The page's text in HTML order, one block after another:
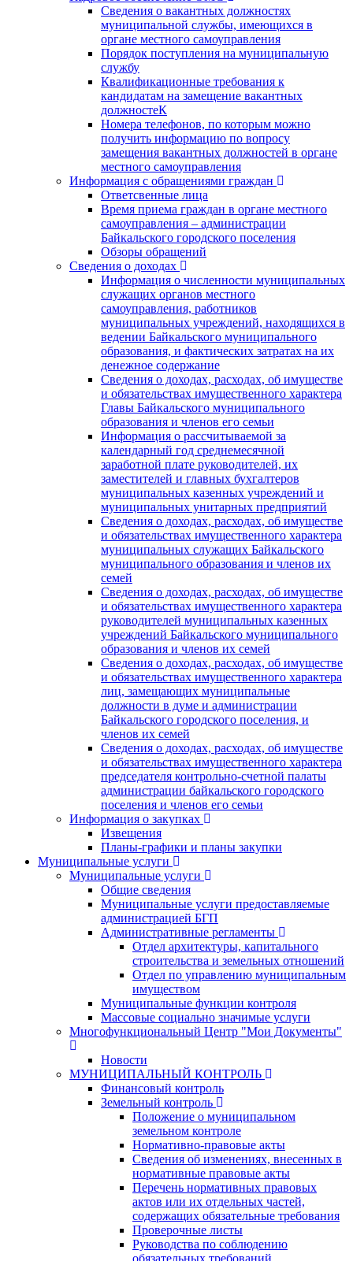
Сведения о вакантных должностях
муниципальной службы, имеющихся в
органе местного самоуправления
Порядок поступления на муниципальную
службу
Квалификационные требования к
кандидатам на замещение вакантных
должностеК
Номера телефонов, по которым можно
получить информацию по вопросу
замещения вакантных должностей в органе
местного самоуправления
Информация с обращениями граждан
Ответсвенные лица
Время приема граждан в органе местного
самоуправления – администрации
Байкальского городского поселения
Обзоры обращений
Сведения о доходах
Информация о численности муниципальных
служащих органов местного
самоуправления, работников
муниципальных учреждений, находящихся в
ведении Байкальского муниципального
образования, и фактических затратах на их
денежное содержание
Сведения о доходах, расходах, об имуществе
и обязательствах имущественного характера
Главы Байкальского муниципального
образования и членов его семьи
Информация о рассчитываемой за
календарный год среднемесячной
заработной плате руководителей, их
заместителей и главных бухгалтеров
муниципальных казенных учреждений и
муниципальных унитарных предприятий
Сведения о доходах, расходах, об имуществе
и обязательствах имущественного характера
муниципальных служащих Байкальского
муниципального образования и членов их
семей
Сведения о доходах, расходах, об имуществе
и обязательствах имущественного характера
руководителей муниципальных казенных
учреждений Байкальского муниципального
образования и членов их семей
Сведения о доходах, расходах, об имуществе
и обязательствах имущественного характера
лиц, замещающих муниципальные
должности в думе и администрации
Байкальского городского поселения, и
членов их семей
Сведения о доходах, расходах, об имуществе
и обязательствах имущественного характера
председателя контрольно-счетной палаты
администрации байкальского городского
поселения и членов его семьи
Информация о закупках
Извещения
Планы-графики и планы закупки
Муниципальные услуги
Муниципальные услуги
Общие сведения
Муниципальные услуги предоставляемые
администрацией БГП
Административные регламенты
Отдел архитектуры, капитального
строительства и земельных отношений
Отдел по управлению муниципальным
имуществом
Муниципальные функции контроля
Массовые социально значимые услуги
Многофункциональный Центр "Мои Документы"
Новости
МУНИЦИПАЛЬНЫЙ КОНТРОЛЬ
Финансовый контроль
Земельный контроль
Положение о муниципальном
земельном контроле
Нормативно-правовые акты
Сведения об изменениях, внесенных в
нормативные правовые акты
Перечень нормативных правовых
актов или их отдельных частей,
содержащих обязательные требования
Проверочные листы
Руководства по соблюдению
обязательных требований